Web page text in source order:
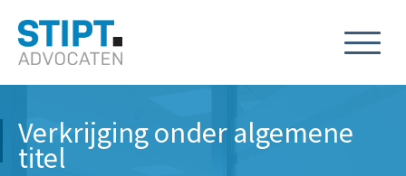
Verkrijging onder algemene
titel